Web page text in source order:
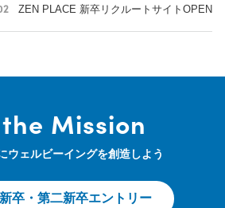
ZEN PLACE 新卒リクルートサイトOPEN
Mission
ウェルビーイングを創造しよう
卒・第二新卒エントリー